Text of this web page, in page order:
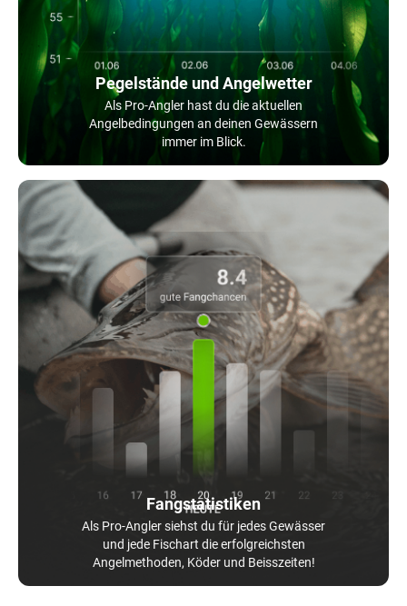
Pegelstände und Angelwetter
Als Pro-Angler hast du die aktuellen
Angelbedingungen an deinen Gewässern
immer im Blick.
Fangstatistiken
Als Pro-Angler siehst du für jedes Gewässer
und jede Fischart die erfolgreichsten
Angelmethoden, Köder und Beisszeiten!